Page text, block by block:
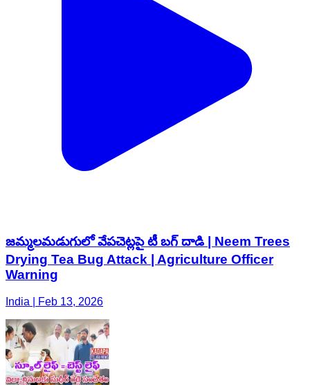
జమ్మలమడుగులో వేపచెట్లపై టీ బగ్ దాడి | Neem Trees
Drying Tea Bug Attack | Agriculture Officer
Warning
India | Feb 13, 2026